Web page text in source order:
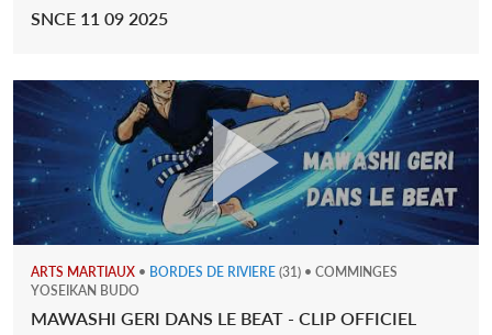
SNCE 11 09 2025
ARTS MARTIAUX • BORDES DE RIVIERE (31) • COMMINGES
YOSEIKAN BUDO
MAWASHI GERI DANS LE BEAT - CLIP OFFICIEL